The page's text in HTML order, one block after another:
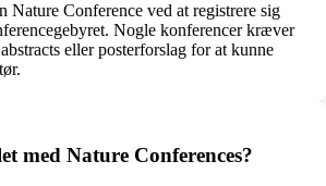
Nature Conference ved at registrere sig
Nogle konferencer kræver
eller posterforslag for at kunne
med Nature Conferences?